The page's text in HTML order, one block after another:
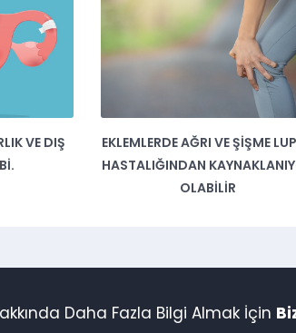
VE DIŞ
EKLEMLERDE AĞRI VE ŞIŞME
HASTALIĞINDAN
OLABILIR
Daha Fazla Bilgi Almak İçin